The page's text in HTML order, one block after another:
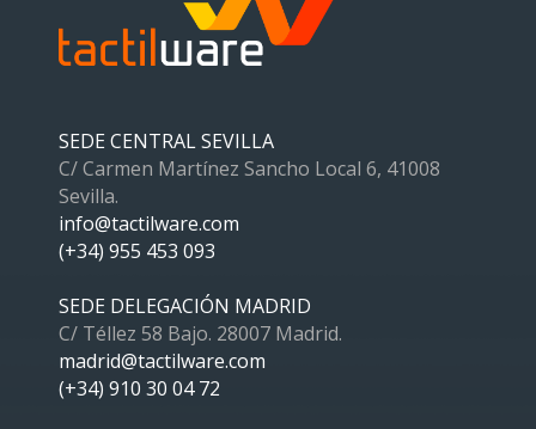
SEDE CENTRAL SEVILLA
C/ Carmen Martínez Sancho Local 6, 41008
Sevilla.
info@tactilware.com
(+34) 955 453 093
SEDE DELEGACIÓN MADRID
C/ Téllez 58 Bajo. 28007 Madrid.
madrid@tactilware.com
(+34) 910 30 04 72